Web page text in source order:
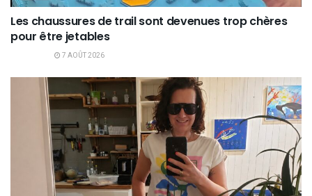
Les chaussures de trail sont devenues trop chères
pour être jetables
7 AOÛT 2026